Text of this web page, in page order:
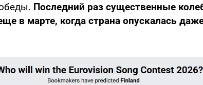
Последний раз существенные
в марте, когда страна опускалась